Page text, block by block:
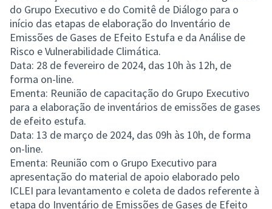
do Grupo Executivo e do Comitê de Diálogo para o
início das etapas de elaboração do Inventário de
Emissões de Gases de Efeito Estufa e da Análise de
Risco e Vulnerabilidade Climática.
Data: 28 de fevereiro de 2024, das 10h às 12h, de
forma on-line.
Ementa: Reunião de capacitação do Grupo Executivo
para a elaboração de inventários de emissões de gases
de efeito estufa.
Data: 13 de março de 2024, das 09h às 10h, de forma
on-line.
Ementa: Reunião com o Grupo Executivo para
apresentação do material de apoio elaborado pelo
ICLEI para levantamento e coleta de dados referente à
etapa do Inventário de Emissões de Gases de Efeito